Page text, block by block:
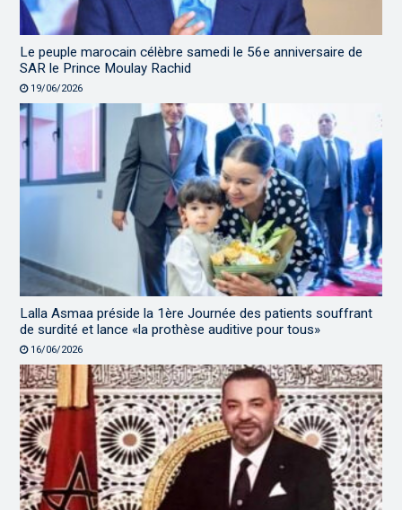
Le peuple marocain célèbre samedi le 56e anniversaire de
SAR le Prince Moulay Rachid
19/06/2026
Lalla Asmaa préside la 1ère Journée des patients souffrant
de surdité et lance «la prothèse auditive pour tous»
16/06/2026